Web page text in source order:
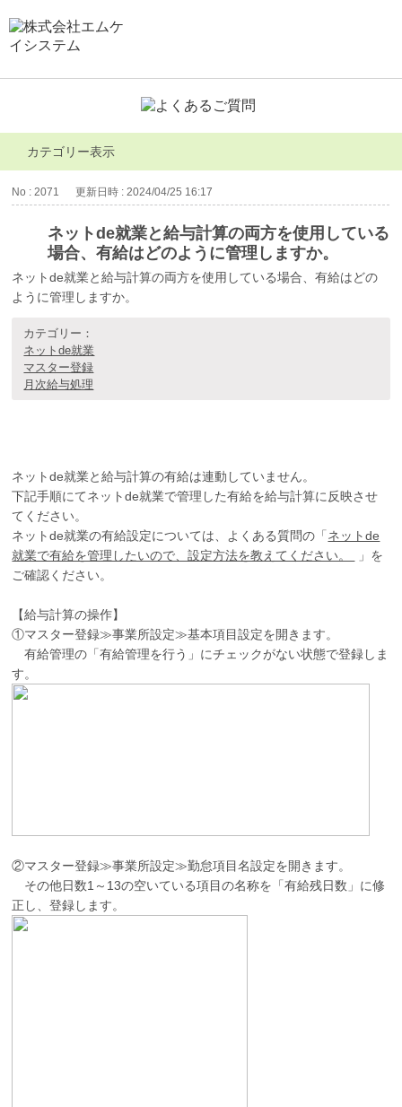
カテゴリー表示
No : 2071 更新日時 : 2024/04/25 16:17
ネットde就業と給与計算の両方を使用している
場合、有給はどのように管理しますか。
ネットde就業と給与計算の両方を使用している場合、有給はどの
ように管理しますか。
カテゴリー：
ネットde就業
マスター登録
月次給与処理
ネットde就業と給与計算の有給は連動していません。
下記手順にてネットde就業で管理した有給を給与計算に反映させ
てください。
ネットde就業の有給設定については、よくある質問の「 ネットde
就業で有給を管理したいので、設定方法を教えてください。
」を
ご確認ください。
【給与計算の操作】
①マスター登録≫事業所設定≫基本項目設定を開きます。
有給管理の「有給管理を行う」にチェックがない状態で登録しま
す。
②マスター登録≫事業所設定≫勤怠項目名設定を開きます。
その他日数1～13の空いている項目の名称を「有給残日数」に修
正し、登録します。